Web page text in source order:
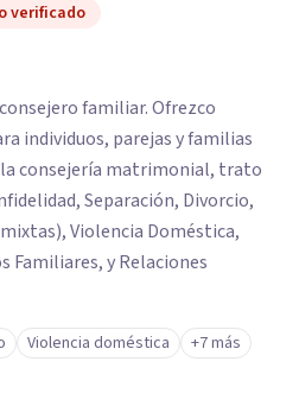
verificado
familiar. Ofrezco
individuos, parejas y familias
la consejería matrimonial, trato
Separación, Divorcio,
Violencia Doméstica,
Familiares, y Relaciones
Violencia doméstica +7 más